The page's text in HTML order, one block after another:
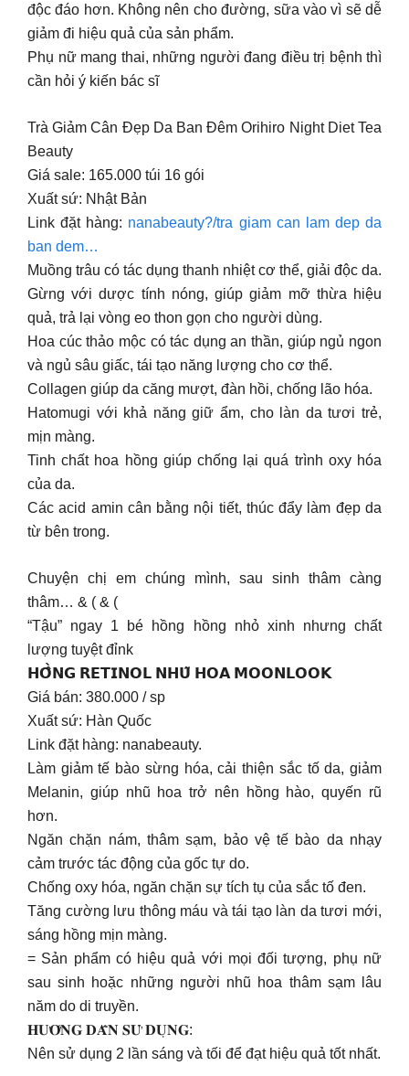
độc đáo hơn. Không nên cho đường, sữa vào vì sẽ dễ
giảm đi hiệu quả của sản phẩm.
Phụ nữ mang thai, những người đang điều trị bệnh thì
cần hỏi ý kiến bác sĩ
Trà Giảm Cân Đẹp Da Ban Đêm Orihiro Night Diet Tea
Beauty
Giá sale: 165.000 túi 16 gói
Xuất sứ: Nhật Bản
Link đặt hàng: nanabeauty?/tra giam can lam dep da
ban dem…
Muồng trâu có tác dụng thanh nhiệt cơ thể, giải độc da.
Gừng với dược tính nóng, giúp giảm mỡ thừa hiệu
quả, trả lại vòng eo thon gọn cho người dùng.
Hoa cúc thảo mộc có tác dụng an thần, giúp ngủ ngon
và ngủ sâu giấc, tái tạo năng lượng cho cơ thể.
Collagen giúp da căng mượt, đàn hồi, chống lão hóa.
Hatomugi với khả năng giữ ẩm, cho làn da tươi trẻ,
mịn màng.
Tinh chất hoa hồng giúp chống lại quá trình oxy hóa
của da.
Các acid amin cân bằng nội tiết, thúc đẩy làm đẹp da
từ bên trong.
Chuyện chị em chúng mình, sau sinh thâm càng
thâm… & ( & (
“Tậu” ngay 1 bé hồng hồng nhỏ xinh nhưng chất
lượng tuyệt đỉnk
𝗛𝗢̂̀𝗡𝗚 𝗥𝗘𝗧𝗜𝗡𝗢𝗟 𝗡𝗛𝗨̃ 𝗛𝗢𝗔 𝗠𝗢𝗢𝗡𝗟𝗢𝗢𝗞
Giá bán: 380.000 / sp
Xuất sứ: Hàn Quốc
Link đặt hàng: nanabeauty.
Làm giảm tế bào sừng hóa, cải thiện sắc tố da, giảm
Melanin, giúp nhũ hoa trở nên hồng hào, quyến rũ
hơn.
Ngăn chặn nám, thâm sạm, bảo vệ tế bào da nhạy
cảm trước tác động của gốc tự do.
Chống oxy hóa, ngăn chặn sự tích tụ của sắc tố đen.
Tăng cường lưu thông máu và tái tạo làn da tươi mới,
sáng hồng mịn màng.
= Sản phẩm có hiệu quả với mọi đối tượng, phụ nữ
sau sinh hoặc những người nhũ hoa thâm sạm lâu
năm do di truyền.
𝐇𝐔̛𝐎̛́𝐍𝐆 𝐃𝐀̂̃𝐍 𝐒𝐔̛̉ 𝐃𝐔̣𝐍𝐆:
Nên sử dụng 2 lần sáng và tối để đạt hiệu quả tốt nhất.